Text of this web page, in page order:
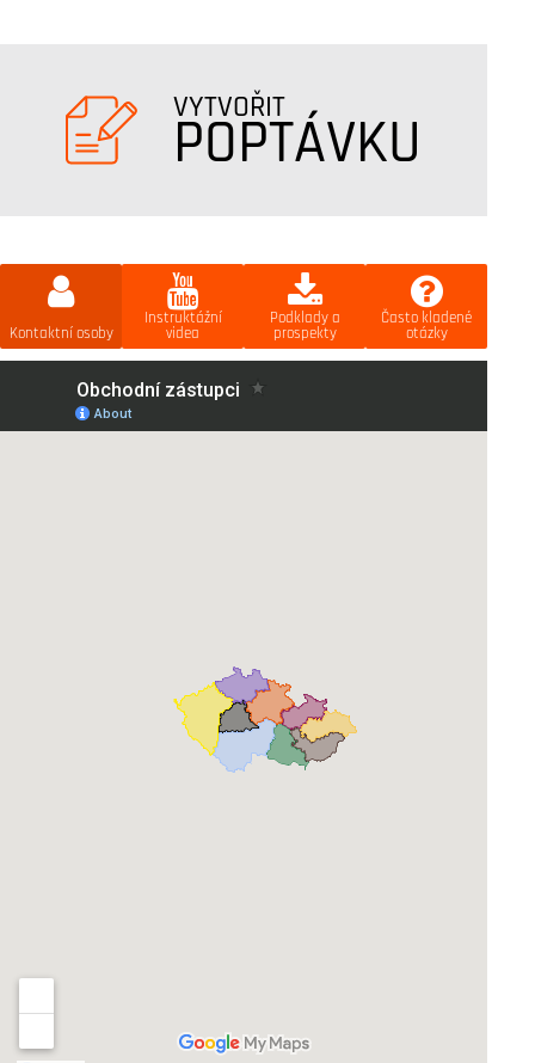
VYTVOŘIT
POPTÁVKU
Kontaktní osoby
Instruktážní
videa
Podklady a
prospekty
Často kladené
otázky